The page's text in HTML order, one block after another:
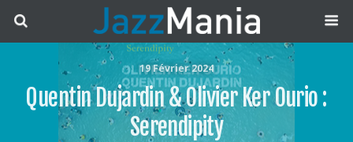
19 Février 2024
Quentin Dujardin & Olivier Ker Ourio :
Serendipity